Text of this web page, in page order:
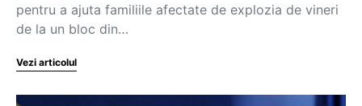
pentru a ajuta familiile afectate de explozia de vineri
de la un bloc din…
Vezi articolul